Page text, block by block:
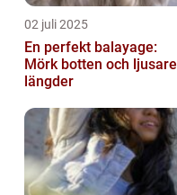
02 juli 2025
En perfekt balayage:
Mörk botten och ljusare
längder